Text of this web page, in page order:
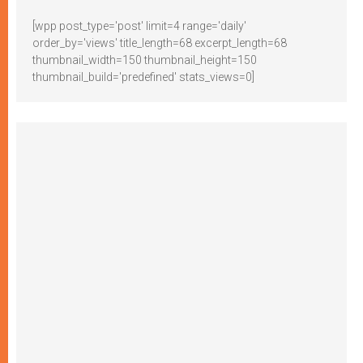
[wpp post_type='post' limit=4 range='daily'
order_by='views' title_length=68 excerpt_length=68
thumbnail_width=150 thumbnail_height=150
thumbnail_build='predefined' stats_views=0]